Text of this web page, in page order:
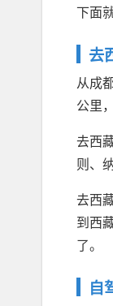
下面
去
从成
公里
去西
则、
去西
到西
了。
自